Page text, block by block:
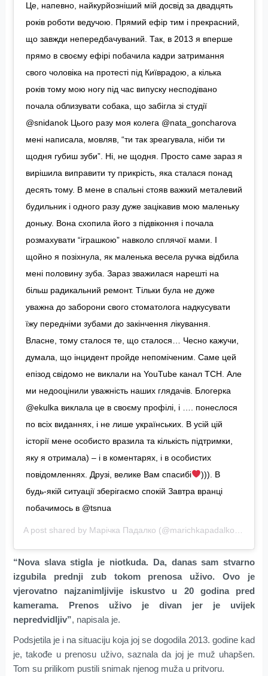
Це, напевно, найкурйозніший мій досвід за двадцять
років роботи ведучою. Прямий ефір тим і прекрасний,
що завжди непередбачуваний. Так, в 2013 я вперше
прямо в своєму ефірі побачила кадри затримання
свого чоловіка на протесті під Київрадою, а кілька
років тому мою ногу під час випуску несподівано
почала облизувати собака, що забігла зі студії
@snidanok Цього разу моя колега @nata_goncharova
мені написала, мовляв, “ти так зреагувала, ніби ти
щодня губиш зуби”. Ні, не щодня. Просто саме зараз я
вирішила виправити ту прикрість, яка сталася понад
десять тому. В мене в спальні стояв важкий металевий
будильник і одного разу дуже зацікавив мою маленьку
доньку. Вона схопила його з підвіконня і почала
розмахувати “іграшкою” навколо сплячої мами. І
щойно я позіхнула, як маленька весела ручка відбила
мені половину зуба. Зараз зважилася нарешті на
більш радикальний ремонт. Тільки була не дуже
уважна до заборони свого стоматолога надкусувати
їжу передніми зубами до закінчення лікування.
Власне, тому сталося те, що сталося… Чесно кажучи,
думала, що інцидент пройде непоміченим. Саме цей
епізод свідомо не виклали на YouTube канал ТСН. Але
ми недооцінили уважність наших глядачів. Блогерка
@ekulka виклала це в своєму профілі, і …. понеслося
по всіх виданнях, і не лише українських. В усій цій
історії мене особисто вразила та кількість підтримки,
яку я отримала) – і в коментарях, і в особистих
повідомленнях. Друзі, велике Вам спасибі
))). В
будь-якій ситуації зберігаємо спокій Завтра вранці
побачимось в @tsnua
A post shared by Марічка Падалко (@marichkapadalko) on
“Nova slava stigla je niotkuda. Da, danas sam stvarno
izgubila prednji zub tokom prenosa uživo. Ovo je
vjerovatno najzanimljivije iskustvo u 20 godina pred
kamerama. Prenos uživo je divan jer je uvijek
nepredvidljiv”, napisala je.
Podsjetila je i na situaciju koja joj se dogodila 2013. godine kad
je, takođe u prenosu uživo, saznala da joj je muž uhapšen.
Tom su prilikom pustili snimak njenog muža u pritvoru.